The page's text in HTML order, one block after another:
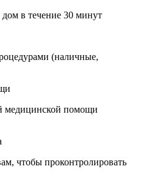
в течение 30 минут
(наличные,
медицинской помощи
чтобы проконтролировать